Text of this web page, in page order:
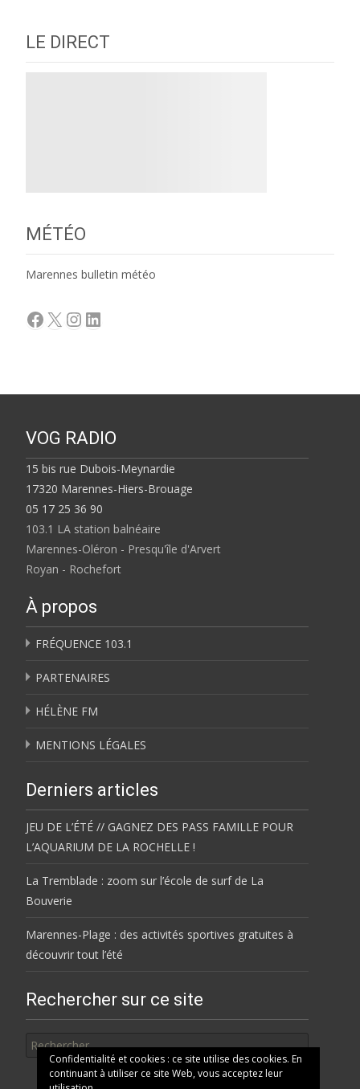
LE DIRECT
MÉTÉO
Marennes bulletin météo
Facebook
X Instagram
LinkedIn
VOG RADIO
15 bis rue Dubois-Meynardie
17320 Marennes-Hiers-Brouage
05 17 25 36 90
103.1 LA station balnéaire
Marennes-Oléron - Presqu'île d'Arvert
Royan - Rochefort
À propos
FRÉQUENCE 103.1
PARTENAIRES
HÉLÈNE FM
MENTIONS LÉGALES
Derniers articles
JEU DE L’ÉTÉ // GAGNEZ DES PASS FAMILLE POUR
L’AQUARIUM DE LA ROCHELLE !
La Tremblade : zoom sur l’école de surf de La
Bouverie
Marennes-Plage : des activités sportives gratuites à
découvrir tout l’été
Rechercher sur ce site
Confidentialité et cookies : ce site utilise des cookies. En
continuant à utiliser ce site Web, vous acceptez leur